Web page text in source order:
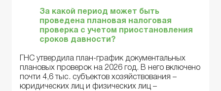
За какой период может быть
проведена плановая налоговая
проверка с учетом приостановления
сроков давности?
ГНС утвердила план-график документальных
плановых проверок на 2026 год. В него включено
почти 4,6 тыс. субъектов хозяйствования –
юридических лиц и физических лиц –